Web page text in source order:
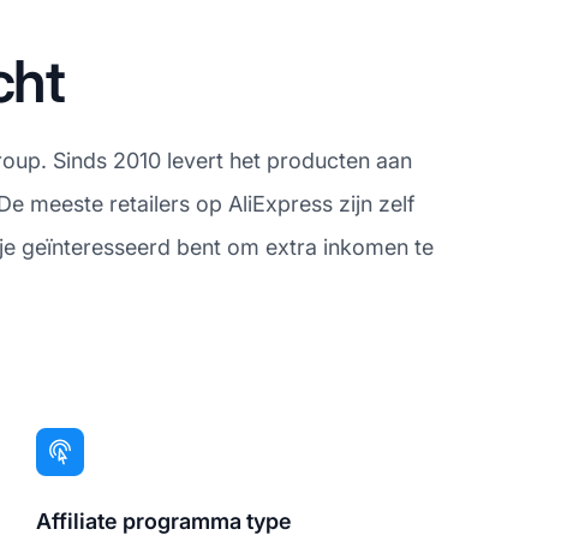
Sinds 2010 levert het producten aan
meeste retailers op AliExpress zijn zelf
geïnteresseerd bent om extra inkomen te
Affiliate programma type